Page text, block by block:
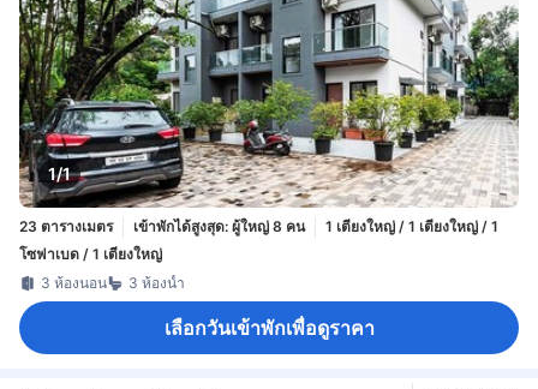
1/1
23 ตารางเมตร เข้าพักได้สูงสุด: ผู้ใหญ่ 8 คน
1 เตียงใหญ่ / 1 เตียงใหญ่ / 1
โซฟาเบด / 1 เตียงใหญ่
3 ห้องนอน
3 ห้องน้ำ
เลือกวันเข้าพักเพื่อดูราคา